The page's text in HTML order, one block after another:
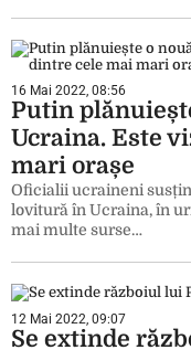
16 Mai 2022, 08:56
Putin
Ucraina. Este
mari orașe
Oficialii ucraineni
lovitură în Ucraina, în
mai multe surse…
12 Mai 2022, 09:07
Se extinde